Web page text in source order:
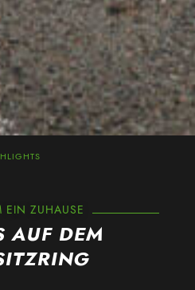
EIN ZUHAUSE
AUF DEM